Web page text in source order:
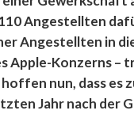
Angestellten
Angestellten in
Apple-Konzerns –
nun, dass es
Jahr nach der